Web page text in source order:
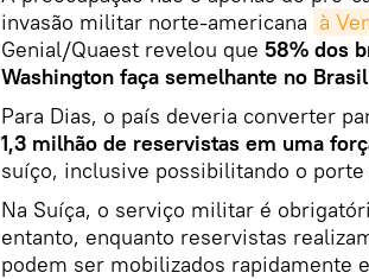
invasão militar norte-americana à
Genial/Quaest revelou que 58% dos
Washington faça semelhante no Brasil
Para Dias, o país deveria converter
1,3 milhão de reservistas em uma
suíço, inclusive possibilitando o
Na Suíça, o serviço militar é
entanto, enquanto reservistas
podem ser mobilizados rapidamente